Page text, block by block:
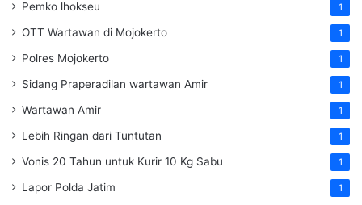
Pemko lhokseu 1
OTT Wartawan di Mojokerto 1
Polres Mojokerto 1
Sidang Praperadilan wartawan Amir 1
Wartawan Amir 1
Lebih Ringan dari Tuntutan 1
Vonis 20 Tahun untuk Kurir 10 Kg Sabu 1
Lapor Polda Jatim 1